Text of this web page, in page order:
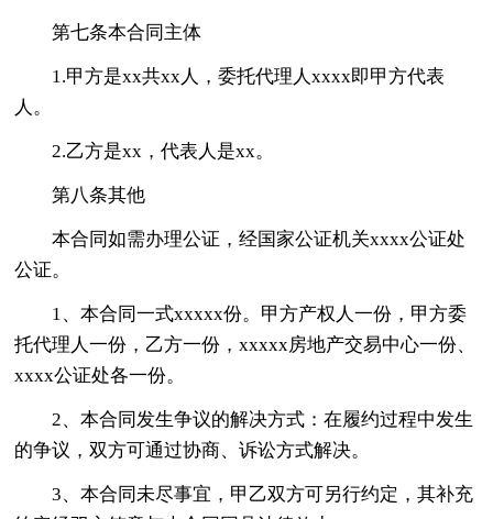
第七条本合同主体
1.甲方是xx共xx人，委托代理人xxxx即甲方代表
人。
2.乙方是xx，代表人是xx。
第八条其他
本合同如需办理公证，经国家公证机关xxxx公证处
公证。
1、本合同一式xxxxx份。甲方产权人一份，甲方委
托代理人一份，乙方一份，xxxxx房地产交易中心一份、
xxxx公证处各一份。
2、本合同发生争议的解决方式：在履约过程中发生
的争议，双方可通过协商、诉讼方式解决。
3、本合同未尽事宜，甲乙双方可另行约定，其补充